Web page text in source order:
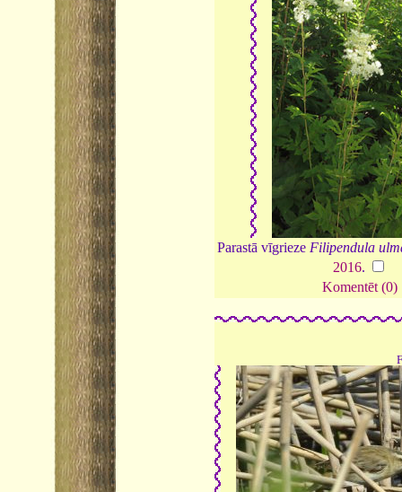
Parastā vīgrieze Filipendula
2016.
Komentēt (0)